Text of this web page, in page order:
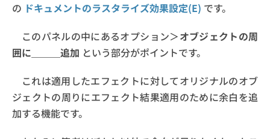
の ドキュメントのラスタライズ効果設定(E) です。
このパネルの中にあるオプション＞オブジェクトの周
囲に＿＿＿追加 という部分がポイントです。
これは適用したエフェクトに対してオリジナルのオブ
ジェクトの周りにエフェクト結果適用のために余白を追
加する機能です。